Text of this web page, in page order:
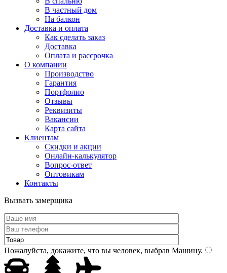
В частный дом
На балкон
Доставка и оплата
Как сделать заказ
Доставка
Оплата и рассрочка
О компании
Производство
Гарантия
Портфолио
Отзывы
Реквизиты
Вакансии
Карта сайта
Клиентам
Скидки и акции
Онлайн-калькулятор
Вопрос-ответ
Оптовикам
Контакты
Вызвать замерщика
Пожалуйста, докажите, что вы человек, выбрав Машину.